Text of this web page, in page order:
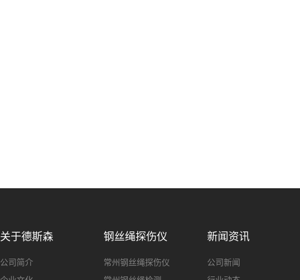
关于德斯森
公司简介
钢丝绳探伤仪
常州钢丝绳探伤仪
新闻资讯
公司新闻